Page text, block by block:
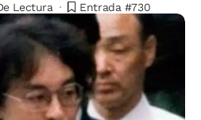
Lectura Entrada #730